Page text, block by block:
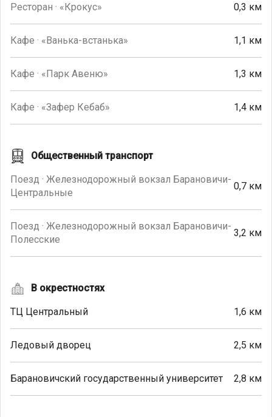
Ресторан · «Крокус» 0,3 км
Кафе · «Ванька-встанька» 1,1 км
Кафе · «Парк Авеню» 1,3 км
Кафе · «Зафер Кебаб» 1,4 км
Общественный транспорт
Поезд · Железнодорожный вокзал Барановичи-
Центральные
0,7 км
Поезд · Железнодорожный вокзал Барановичи-
Полесские
3,2 км
В окрестностях
ТЦ Центральный 1,6 км
Ледовый дворец 2,5 км
Барановичский государственный университет 2,8 км